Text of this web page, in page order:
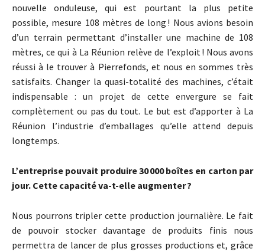
nouvelle onduleuse, qui est pourtant la plus petite
possible, mesure 108 mètres de long ! Nous avions besoin
d’un terrain permettant d’installer une machine de 108
mètres, ce qui à La Réunion relève de l’exploit ! Nous avons
réussi à le trouver à Pierrefonds, et nous en sommes très
satisfaits. Changer la quasi-totalité des machines, c’était
indispensable : un projet de cette envergure se fait
complètement ou pas du tout. Le but est d’apporter à La
Réunion l’industrie d’emballages qu’elle attend depuis
longtemps.
L’entreprise pouvait produire 30 000 boîtes en carton par
jour. Cette capacité va-t-elle augmenter ?
Nous pourrons tripler cette production journalière. Le fait
de pouvoir stocker davantage de produits finis nous
permettra de lancer de plus grosses productions et, grâce